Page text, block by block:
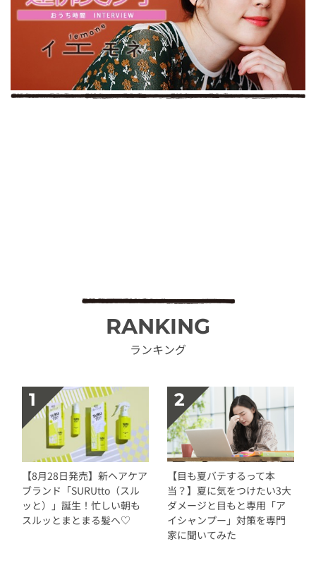
RANKING
ランキング
【8月28日発売】新ヘアケア
ブランド「SURUtto（スル
ッと）」誕生！忙しい朝も
スルッとまとまる髪へ♡
【目も夏バテするって本
当？】夏に気をつけたい3大
ダメージと目もと専用「ア
イシャンプー」対策を専門
家に聞いてみた